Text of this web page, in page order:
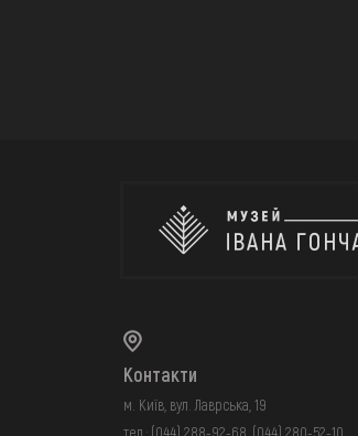
Контакти
м. Київ, вул. Лаврська, 19
тел.: (044) 288-92-68 (044) 280-52-10